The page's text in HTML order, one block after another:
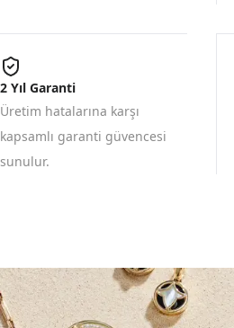
2 Yıl Garanti
Üretim hatalarına karşı
kapsamlı garanti güvencesi
sunulur.